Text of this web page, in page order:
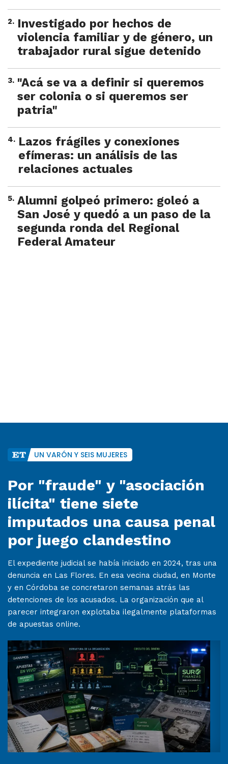
2. Investigado por hechos de
violencia familiar y de género, un
trabajador rural sigue detenido
3. "Acá se va a definir si queremos
ser colonia o si queremos ser
patria"
4. Lazos frágiles y conexiones
efímeras: un análisis de las
relaciones actuales
5. Alumni golpeó primero: goleó a
San José y quedó a un paso de la
segunda ronda del Regional
Federal Amateur
UN VARÓN Y SEIS MUJERES
Por "fraude" y "asociación
ilícita" tiene siete
imputados una causa penal
por juego clandestino
El expediente judicial se había iniciado en 2024, tras una
denuncia en Las Flores. En esa vecina ciudad, en Monte
y en Córdoba se concretaron semanas atrás las
detenciones de los acusados. La organización que al
parecer integraron explotaba ilegalmente plataformas
de apuestas online.